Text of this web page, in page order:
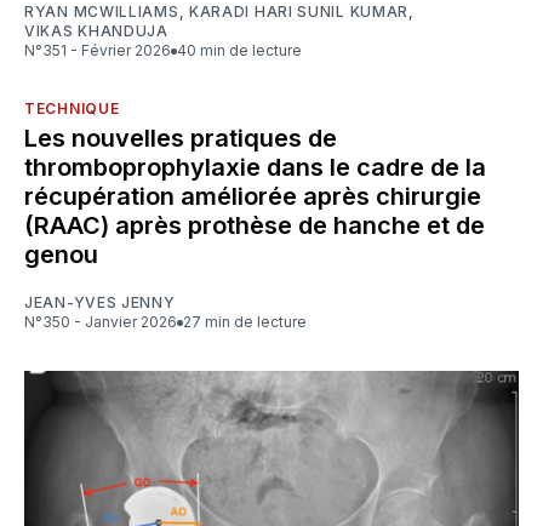
RYAN MCWILLIAMS , KARADI HARI SUNIL KUMAR,
VIKAS KHANDUJA
N°351 - Février 2026
40 min de lecture
TECHNIQUE
Les nouvelles pratiques de
thromboprophylaxie dans le cadre de la
récupération améliorée après chirurgie
(RAAC) après prothèse de hanche et de
genou
JEAN-YVES JENNY
N°350 - Janvier 2026
27 min de lecture